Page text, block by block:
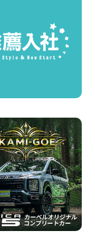
ン ☆ 埼玉県 杉
100円レンタカー 杉戸
2026年08月07日
かの里店!! 愛知